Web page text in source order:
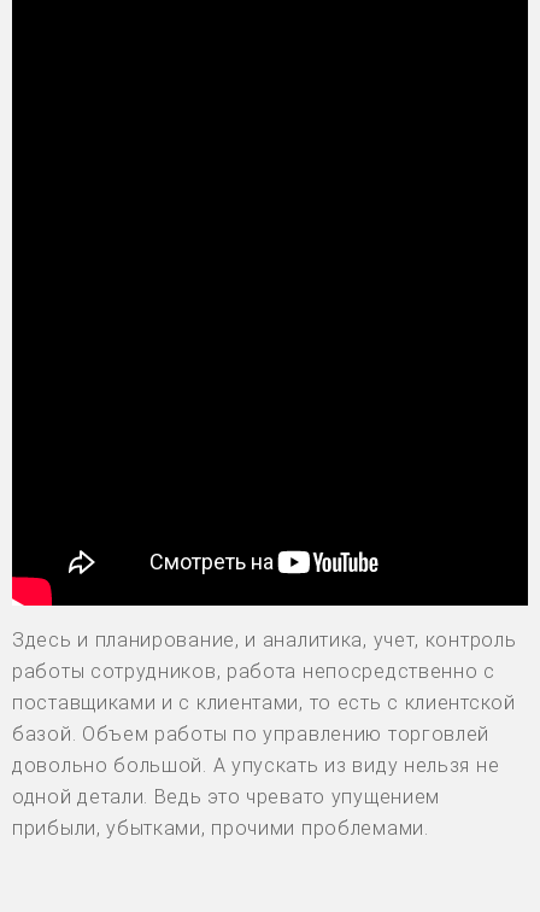
Здесь и планирование, и аналитика, учет, контроль
работы сотрудников, работа непосредственно с
поставщиками и с клиентами, то есть с клиентской
базой. Объем работы по управлению торговлей
довольно большой. А упускать из виду нельзя не
одной детали. Ведь это чревато упущением
прибыли, убытками, прочими проблемами.